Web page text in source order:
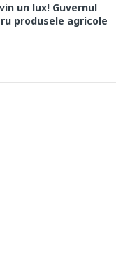
un lux! Guvernul
produsele agricole